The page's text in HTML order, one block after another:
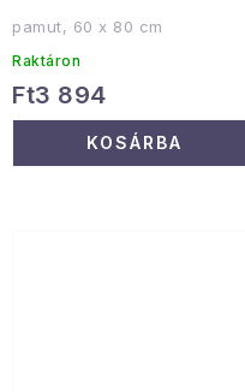
pamut, 60 x 80 cm
Raktáron
Ft3 894
KOSÁRBA